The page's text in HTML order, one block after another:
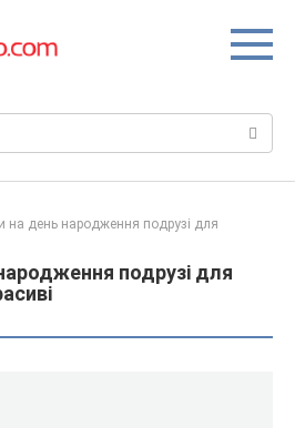
на день народження подрузі для
подрузі для